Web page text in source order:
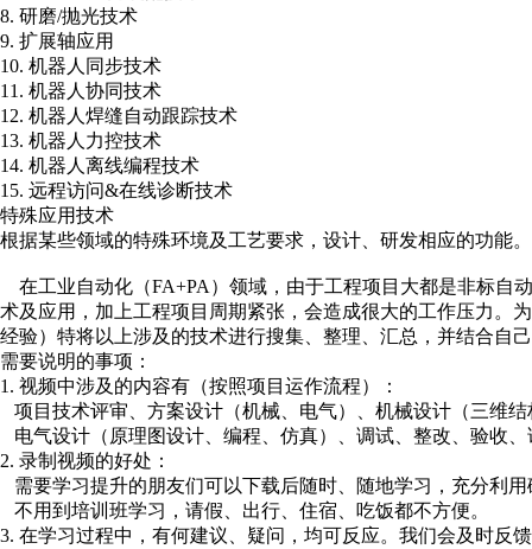
8. 研磨/抛光技术
9. 扩展轴应用
10. 机器人同步技术
11. 机器人协同技术
12. 机器人焊缝自动跟踪技术
13. 机器人力控技术
14. 机器人离线编程技术
15. 远程访问&在线诊断技术
特殊应用技术
根据某些领域的特殊环境及工艺要求，设计、研发相应的功能。
在工业自动化（FA+PA）领域，由于工程项目大都是非标自
术及应用，加上工程项目周期紧张，会造成很大的工作压力。
经验）特将以上涉及的技术进行搜集、整理、汇总，并结合自
需要说明的事项：
1. 视频中涉及的内容有（按照项目运作流程）：
项目技术评审、方案设计（机械、电气）、机械设计（三维
电气设计（原理图设计、编程、仿真）、调试、整改、验收
2. 录制视频的好处：
需要学习提升的朋友们可以下载后随时、随地学习，充分利用
不用到培训班学习，请假、出行、住宿、吃饭都不方便。
3. 在学习过程中，有何建议、疑问，均可反应。我们会及时反